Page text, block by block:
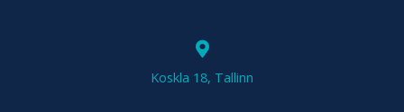
Koskla 18, Tallinn